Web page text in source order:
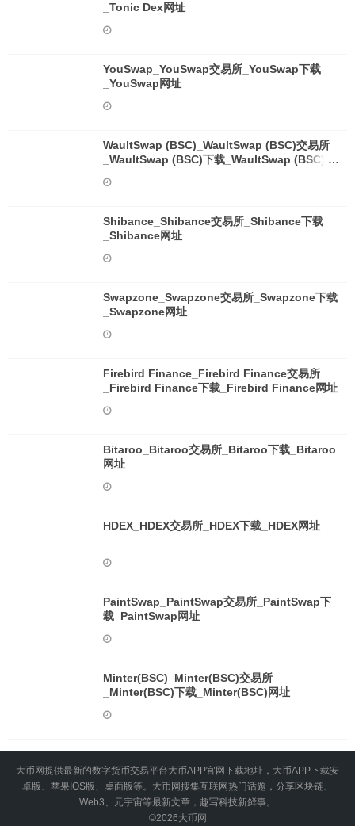
_Tonic Dex网址
YouSwap_YouSwap交易所_YouSwap下载
_YouSwap网址
WaultSwap (BSC)_WaultSwap (BSC)交易所
_WaultSwap (BSC)下载_WaultSwap (BSC)网
Shibance_Shibance交易所_Shibance下载
_Shibance网址
Swapzone_Swapzone交易所_Swapzone下载
_Swapzone网址
Firebird Finance_Firebird Finance交易所
_Firebird Finance下载_Firebird Finance网址
Bitaroo_Bitaroo交易所_Bitaroo下载_Bitaroo
网址
HDEX_HDEX交易所_HDEX下载_HDEX网址
PaintSwap_PaintSwap交易所_PaintSwap下
载_PaintSwap网址
Minter(BSC)_Minter(BSC)交易所
_Minter(BSC)下载_Minter(BSC)网址
大币网提供最新的数字货币交易平台大币APP官网下载地址，大币APP下载安
卓版、苹果IOS版、桌面版等。大币网搜集互联网热门话题，分享区块链、
Web3、元宇宙等最新文章，趣写科技新鲜事。
©2026大币网